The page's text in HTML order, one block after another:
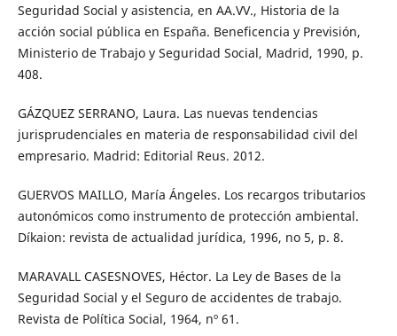
Seguridad Social y asistencia, en AA.VV., Historia de la
acción social pública en España. Beneficencia y Previsión,
Ministerio de Trabajo y Seguridad Social, Madrid, 1990, p.
408.
GÁZQUEZ SERRANO, Laura. Las nuevas tendencias
jurisprudenciales en materia de responsabilidad civil del
empresario. Madrid: Editorial Reus. 2012.
GUERVOS MAILLO, María Ángeles. Los recargos tributarios
autonómicos como instrumento de protección ambiental.
Díkaion: revista de actualidad jurídica, 1996, no 5, p. 8.
MARAVALL CASESNOVES, Héctor. La Ley de Bases de la
Seguridad Social y el Seguro de accidentes de trabajo.
Revista de Política Social, 1964, nº 61.